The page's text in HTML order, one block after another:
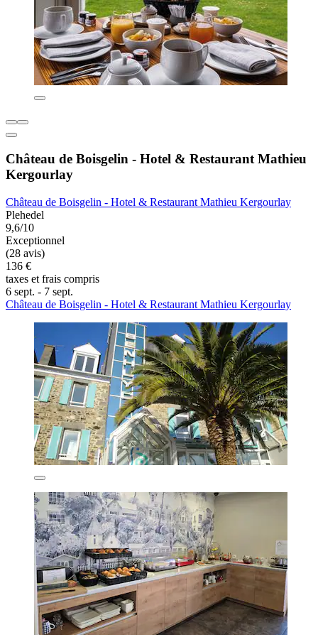
Château de Boisgelin - Hotel & Restaurant Mathieu
Kergourlay
Château de Boisgelin - Hotel & Restaurant Mathieu Kergourlay
Plehedel
9,6/10
Exceptionnel
(28 avis)
136 €
taxes et frais compris
6 sept. - 7 sept.
Château de Boisgelin - Hotel & Restaurant Mathieu Kergourlay